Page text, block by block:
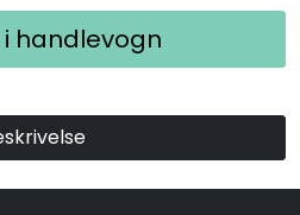
i handlevogn